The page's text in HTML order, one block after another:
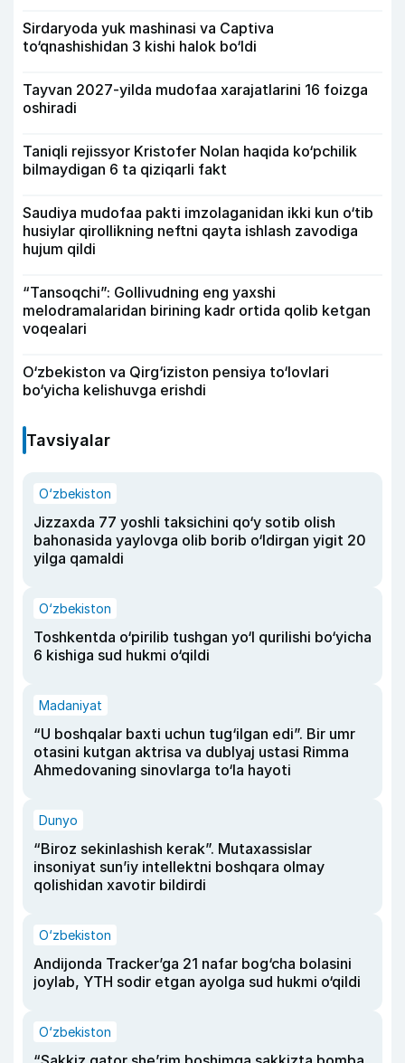
Sirdaryoda yuk mashinasi va Captiva
to‘qnashishidan 3 kishi halok bo‘ldi
Tayvan 2027-yilda mudofaa xarajatlarini 16 foizga
oshiradi
Taniqli rejissyor Kristofer Nolan haqida ko‘pchilik
bilmaydigan 6 ta qiziqarli fakt
Saudiya mudofaa pakti imzolaganidan ikki kun o‘tib
husiylar qirollikning neftni qayta ishlash zavodiga
hujum qildi
“Tansoqchi”: Gollivudning eng yaxshi
melodramalaridan birining kadr ortida qolib ketgan
voqealari
O‘zbekiston va Qirg‘iziston pensiya to‘lovlari
bo‘yicha kelishuvga erishdi
Tavsiyalar
O‘zbekiston
Jizzaxda 77 yoshli taksichini qo‘y sotib olish
bahonasida yaylovga olib borib o‘ldirgan yigit 20
yilga qamaldi
O‘zbekiston
Toshkentda o‘pirilib tushgan yo‘l qurilishi bo‘yicha
6 kishiga sud hukmi o‘qildi
Madaniyat
“U boshqalar baxti uchun tug‘ilgan edi”. Bir umr
otasini kutgan aktrisa va dublyaj ustasi Rimma
Ahmedovaning sinovlarga to‘la hayoti
Dunyo
“Biroz sekinlashish kerak”. Mutaxassislar
insoniyat sun’iy intellektni boshqara olmay
qolishidan xavotir bildirdi
O‘zbekiston
Andijonda Tracker’ga 21 nafar bog‘cha bolasini
joylab, YTH sodir etgan ayolga sud hukmi o‘qildi
O‘zbekiston